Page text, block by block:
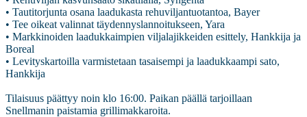
• Tautitorjunta osana laadukasta rehuviljantuotantoa, Bayer
• Tee oikeat valinnat täydennyslannoitukseen, Yara
• Markkinoiden laadukkaimpien viljalajikkeiden esittely, Hankkija ja
Boreal
• Levityskartoilla varmistetaan tasaisempi ja laadukkaampi sato,
Hankkija
Tilaisuus päättyy noin klo 16:00. Paikan päällä tarjoillaan
Snellmanin paistamia grillimakkaroita.